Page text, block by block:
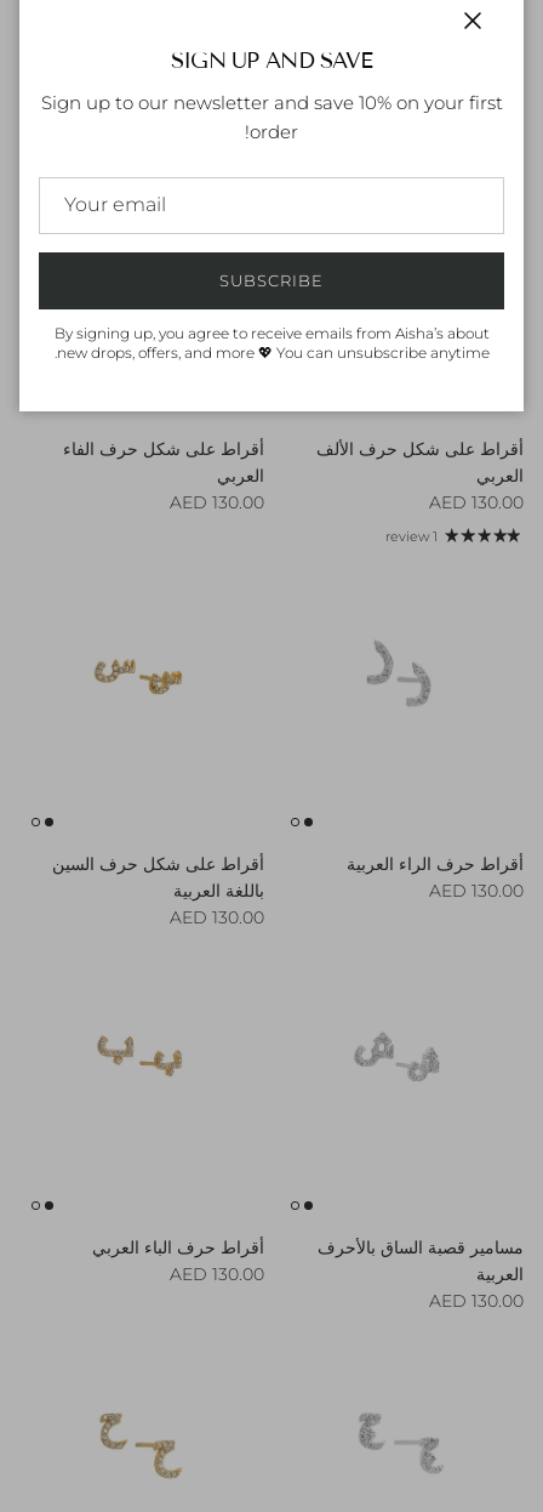
أقراط على شكل حرف الميم
العربي
Regular price
أقراط حرف الغين العربي
Regular price
130.00 AED
أقراط على شكل حرف الألف
العربي
Regular price
130.00 AED
1 review
أقراط على شكل حرف الفاء
العربي
Regular price
130.00 AED
أقراط حرف الراء العربية
Regular price
130.00 AED
أقراط على شكل حرف السين
باللغة العربية
Regular price
130.00 AED
مسامير قصبة الساق بالأحرف
العربية
Regular price
130.00 AED
أقراط حرف الباء العربي
Regular price
130.00 AED
SIGN UP AND SAVE
Sign up to our newsletter and save 10% on your first
order!
SUBSCRIBE
By signing up, you agree to receive emails from Aisha’s about
new drops, offers, and more 💖 You can unsubscribe anytime.